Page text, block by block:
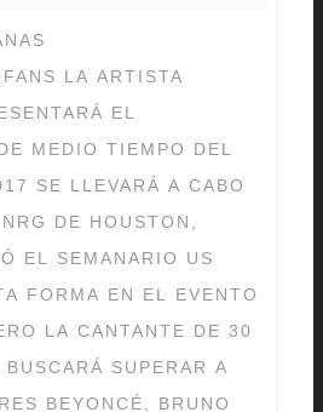
LA ARTISTA
EL
MEDIO TIEMPO DEL
SE LLEVARÁ A CABO
DE HOUSTON,
EL SEMANARIO US
FORMA EN EL EVENTO
LA CANTANTE DE 30
SUPERAR A
BEYONCÉ, BRUNO